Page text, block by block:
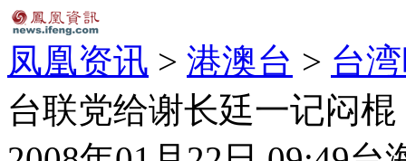
凤凰资讯 > 港澳台 > 台
台联党给谢长廷一记闷